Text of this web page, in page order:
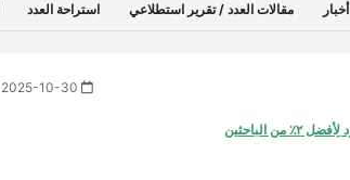
أخبار مقالات العدد / تقرير استطلاعي استراحة العدد